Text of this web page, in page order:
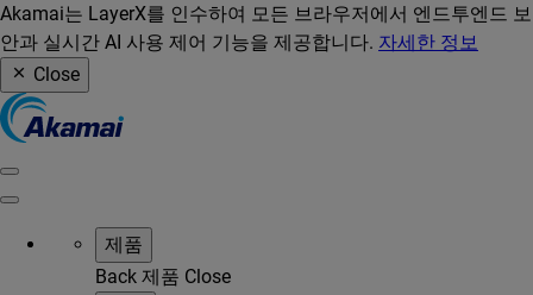
Akamai는 LayerX를 인수하여 모든 브라우저에서 엔드투엔드 보
안과 실시간 AI 사용 제어 기능을 제공합니다. 자세한 정보
Close
제품
Back 제품 Close